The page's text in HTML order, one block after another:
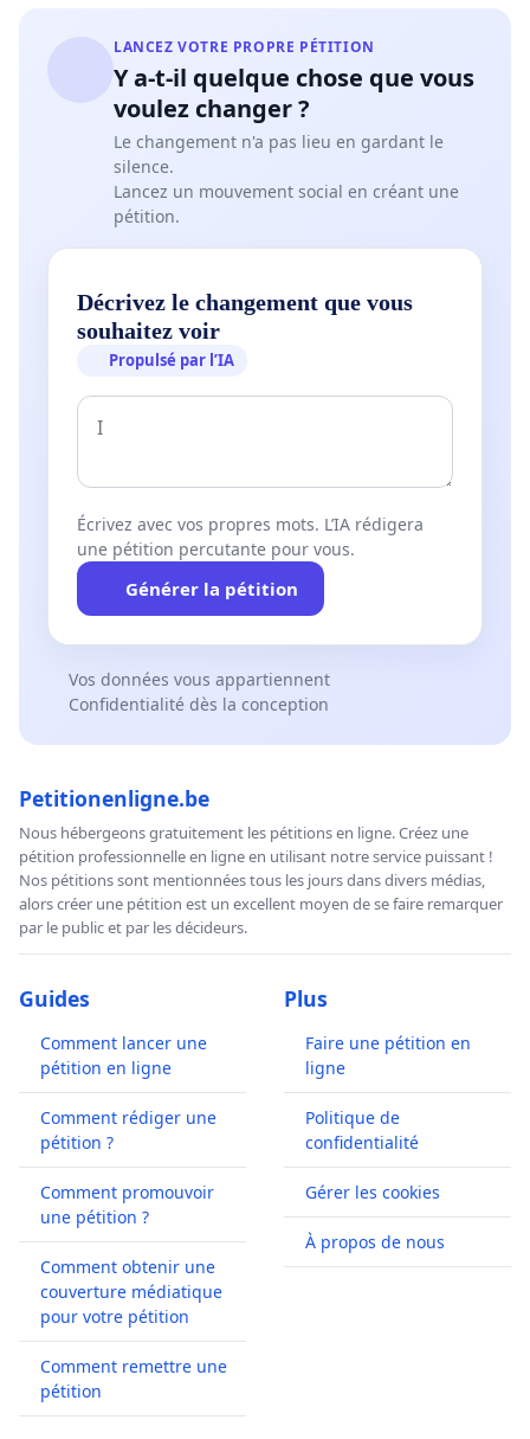
LANCEZ VOTRE PROPRE PÉTITION
Y a-t-il quelque chose que vous
voulez changer ?
Le changement n'a pas lieu en gardant le
silence.
Lancez un mouvement social en créant une
pétition.
Décrivez le changement que vous
souhaitez voir
Propulsé par l’IA
Écrivez avec vos propres mots. L’IA rédigera
une pétition percutante pour vous.
Générer la pétition
Vos données vous appartiennent
Confidentialité dès la conception
Petitionenligne.be
Nous hébergeons gratuitement les pétitions en ligne. Créez une
pétition professionnelle en ligne en utilisant notre service puissant !
Nos pétitions sont mentionnées tous les jours dans divers médias,
alors créer une pétition est un excellent moyen de se faire remarquer
par le public et par les décideurs.
Guides
Comment lancer une
pétition en ligne
Comment rédiger une
pétition ?
Comment promouvoir
une pétition ?
Comment obtenir une
couverture médiatique
pour votre pétition
Comment remettre une
pétition
Plus
Faire une pétition en
ligne
Politique de
confidentialité
Gérer les cookies
À propos de nous